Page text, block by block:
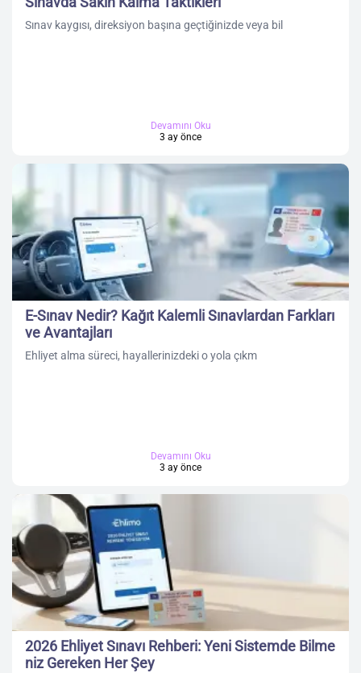
Sınav kaygısı, direksiyon başına geçtiğinizde veya bil
Devamını Oku
3 ay önce
E-Sınav Nedir? Kağıt Kalemli Sınavlardan Farkları
ve Avantajları
Ehliyet alma süreci, hayallerinizdeki o yola çıkm
Devamını Oku
3 ay önce
2026 Ehliyet Sınavı Rehberi: Yeni Sistemde Bilme
niz Gereken Her Şey